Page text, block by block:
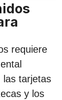
requiere
las tarjetas
y los